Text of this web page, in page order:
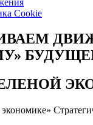
Cookie